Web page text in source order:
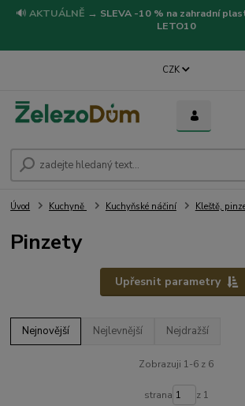
🔊 AKTUÁLNĚ → SLEVA -10 % na zahradní
LETO10
CZK
Úvod Kuchyně Kuchyňské náčiní Kleště,
Pinzety
Upřesnit parametry
Nejnovější Nejlevnější Nejdražší
Zobrazuji 1-6 z 6
strana z 1